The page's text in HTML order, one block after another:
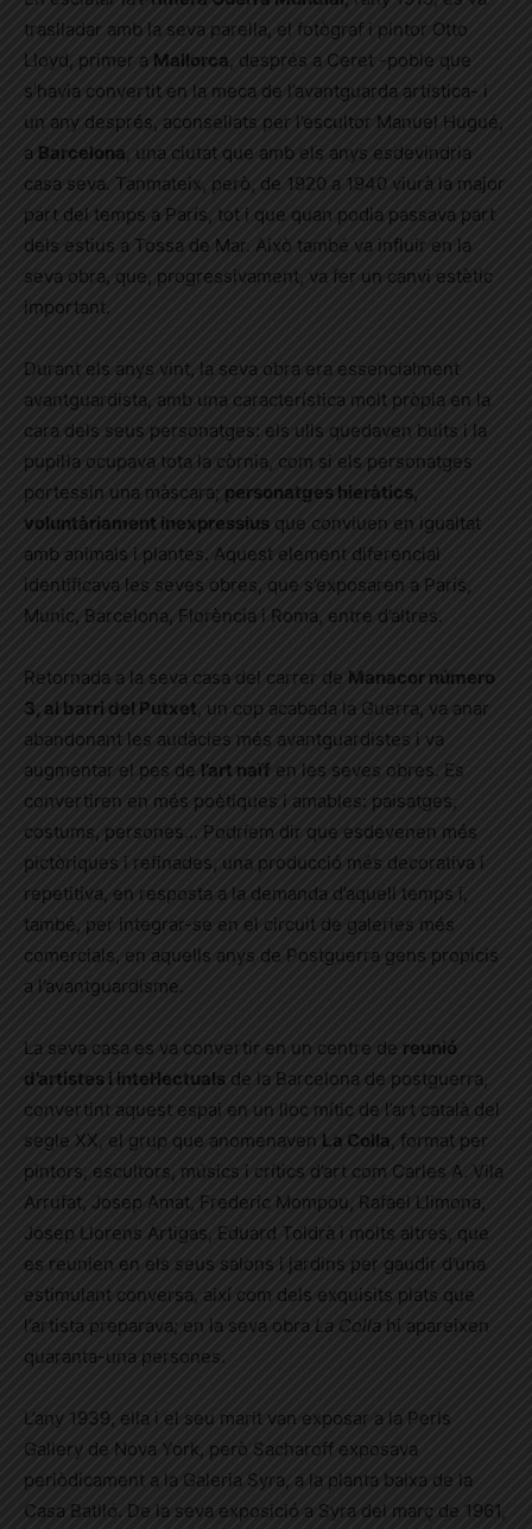
traslladar amb la seva parella, el fotògraf i pintor Otto
Lloyd, primer a Mallorca
, després a Ceret -poble que
s’havia convertit en la meca de l’avantguarda artística- i
un any després, aconsellats per l’escultor Manuel Hugué,
a Barcelona , una ciutat que amb els anys esdevindria
casa seva. Tanmateix, però, de 1920 a 1940 viurà la major
part del temps a París, tot i que quan podia passava part
dels estius a Tossa de Mar. Això també va influir en la
seva obra, que, progressivament, va fer un canvi estètic
important.
Durant els anys vint, la seva obra era essencialment
avantguardista, amb una característica molt pròpia en la
cara dels seus personatges: els ulls quedaven buits i la
pupil·la ocupava tota la còrnia, com si els personatges
portessin una màscara; personatges hieràtics,
voluntàriament inexpressius que conviuen en igualtat
amb animals i plantes. Aquest element diferencial
identificava les seves obres, que s’exposaren a París,
Munic, Barcelona, Florència i Roma, entre d’altres.
Retornada a la seva casa del carrer de Manacor número
3, al barri del Putxet, un cop acabada la Guerra, va anar
abandonant les audàcies més avantguardistes i va
augmentar el pes de l’art naïf en les seves obres. Es
convertiren en més poètiques i amables: paisatges,
costums, persones… Podríem dir que esdevenen més
pictòriques i refinades, una producció més decorativa i
repetitiva, en resposta a la demanda d’aquell temps i,
també, per integrar-se en el circuit de galeries més
comercials, en aquells anys de Postguerra gens propicis
a l’avantguardisme.
La seva casa es va convertir en un centre de reunió
d’artistes i intel·lectuals de la Barcelona de postguerra,
convertint aquest espai en un lloc mític de l’art català del
segle XX, el grup que anomenaven La Colla, format per
pintors, escultors, músics i crítics d’art com Carles A. Vila
Arrufat, Josep Amat, Frederic Mompou, Rafael Llimona,
Josep Llorens Artigas, Eduard Toldrà i molts altres, que
es reunien en els seus salons i jardins per gaudir d’una
estimulant conversa, així com dels exquisits plats que
l’artista preparava; en la seva obra La Colla hi apareixen
quaranta-una persones.
L’any 1939, ella i el seu marit van exposar a la Perls
Gallery de Nova York, però Sacharoff exposava
periòdicament a la Galeria Syra, a la planta baixa de la
Casa Batlló. De la seva exposició a Syra del març de 1961,